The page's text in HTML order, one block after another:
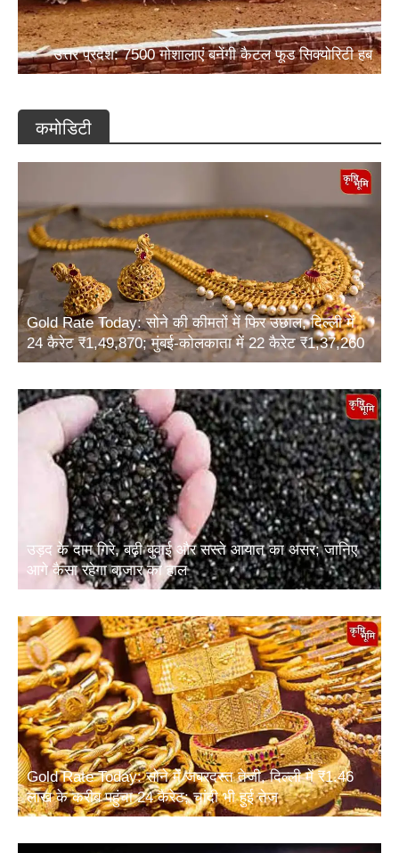
उत्तर प्रदेश: 7500 गोशालाएं बनेंगी कैटल फूड सिक्योरिटी हब
कमोडिटी
Gold Rate Today: सोने की कीमतों में फिर उछाल, दिल्ली में
24 कैरेट ₹1,49,870; मुंबई-कोलकाता में 22 कैरेट ₹1,37,260
उड़द के दाम गिरे, बढ़ी बुवाई और सस्ते आयात का असर; जानिए
आगे कैसा रहेगा बाजार का हाल
Gold Rate Today: सोने में जबरदस्त तेजी, दिल्ली में ₹1.46
लाख के करीब पहुंचा 24 कैरेट; चांदी भी हुई तेज